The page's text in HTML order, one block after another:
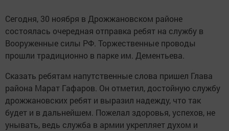
Сегодня, 30 ноября в Дрожжановском районе
состоялась очередная отправка ребят на службу в
Вооруженные силы РФ. Торжественные проводы
прошли традиционно в парке им. Дементьева.
Сказать ребятам напутственные слова пришел Глава
района Марат Гафаров. Он отметил, достойную службу
дрожжановских ребят и выразил надежду, что так
будет и в дальнейшем. Пожелал здоровья, успехов, не
унывать, ведь служба в армии укрепляет духом и